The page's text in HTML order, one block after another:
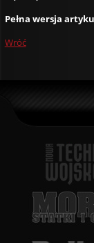
Pełna wersja
Wróć